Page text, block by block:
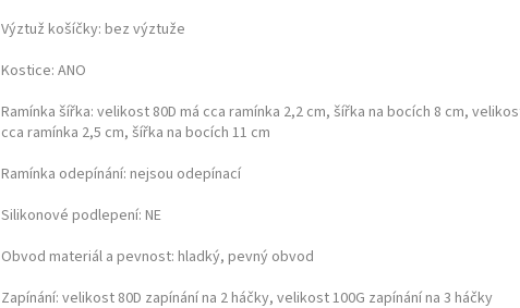
Výztuž košíčky: bez výztuže
Kostice: ANO
Ramínka šířka: velikost 80D má cca ramínka 2,2 cm, šířka na bocích 8 cm,
cca ramínka 2,5 cm, šířka na bocích 11 cm
Ramínka odepínání: nejsou odepínací
Silikonové podlepení: NE
Obvod materiál a pevnost: hladký, pevný obvod
Zapínání: velikost 80D zapínání na 2 háčky, velikost 100G zapínání na 3 háčky